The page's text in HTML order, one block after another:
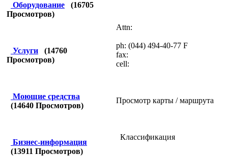
Оборудование (16705
Просмотров)
Услуги (14760
Просмотров)
Моющие средства
(14640 Просмотров)
Бизнес-информация
(13911 Просмотров)
Attn:
ph: (044) 494-40-77 F
fax:
cell:
Просмотр карты / маршрута
Классификация